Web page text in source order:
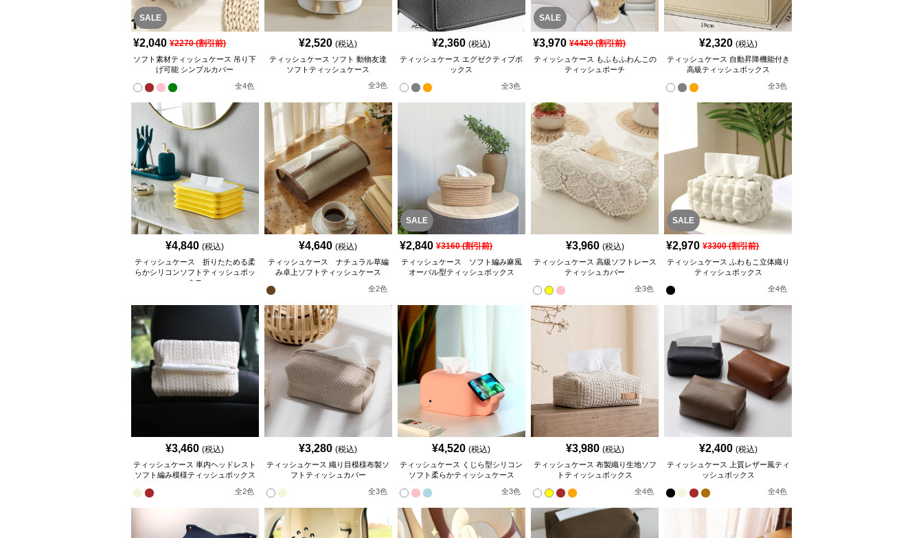
SALE
¥2,040 ¥2270(割引前)
ソフト素材ティッシュケース 吊り下
げ可能 シンプルカバー
全4色
¥2,520 (税込)
ティッシュケース ソフト 動物友達
ソフトティッシュケース
全3色
¥2,360 (税込)
ティッシュケース エグゼクティブボ
ックス
全3色
SALE
¥3,970 ¥4420(割引前)
ティッシュケース もふもふわんこの
ティッシュポーチ
¥2,320 (税込)
ティッシュケース 自動昇降機能付き
高級ティッシュボックス
全3色
¥4,840 (税込)
ティッシュケース 折りたためる柔
らかシリコンソフトティッシュボッ
クス
¥4,640 (税込)
ティッシュケース ナチュラル草編
み卓上ソフトティッシュケース
全2色
SALE
¥2,840 ¥3160(割引前)
ティッシュケース ソフト編み麻風
オーバル型ティッシュボックス
¥3,960 (税込)
ティッシュケース 高級ソフトレース
ティッシュカバー
全3色
SALE
¥2,970 ¥3300(割引前)
ティッシュケース ふわもこ立体織り
ティッシュボックス
全4色
¥3,460 (税込)
ティッシュケース 車内ヘッドレスト
ソフト編み模様ティッシュボックス
全2色
¥3,280 (税込)
ティッシュケース 織り目模様布製ソ
フトティッシュカバー
全3色
¥4,520 (税込)
ティッシュケース くじら型シリコン
ソフト柔らかティッシュケース
全3色
¥3,980 (税込)
ティッシュケース 布製織り生地ソフ
トティッシュボックス
全4色
¥2,400 (税込)
ティッシュケース 上質レザー風ティ
ッシュボックス
全4色